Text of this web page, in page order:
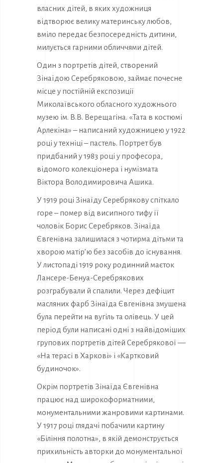
власних дітей, в яких художниця
відтворює велику материнську любов,
вміло передає безпосередність дитини,
милується гарними обличчями дітей.
Один з портретів дітей, створений
Зінаїдою Серебряковою, займає почесне
місце у постійній експозиції
Миколаївського обласного художнього
музею ім. В.В. Верещагіна. «Тата в костюмі
Арлекіна» – написаний художницею у 1922
році у техніці – пастель. Портрет був
придбаний у 1983 році у професора,
відомого колекціонера і нумізмата
Віктора Володимировича Ашика.
У 1919 році Зінаїду Серебрякову спіткало
горе – помер від висипного тифу її
чоловік Борис Серебряков. Зінаїда
Євгенівна залишилася з чотирма дітьми та
хворою матір’ю без засобів до існування.
У листопаді 1919 року родинний маєток
Лансере-Бенуа-Серебрякових
розграбували й спалили. Через дефіцит
масляних фарб Зінаїда Євгенівна змушена
була перейти на вугіль та олівець. У цей
період були написані одні з найвідоміших
групових портретів дітей Серебрякової —
«На терасі в Харкові» і «Картковий
будиночок».
Окрім портретів Зінаїда Євгенівна
працює над широкоформатними,
монументальними жанровими картинами.
У 1917 році глядачі побачили картину
«Біління полотна», в якій демонструється
прихильність авторки до монументальної